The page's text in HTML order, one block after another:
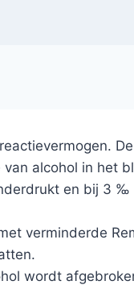
alcohol in het
en bij 3
verminderde
wordt